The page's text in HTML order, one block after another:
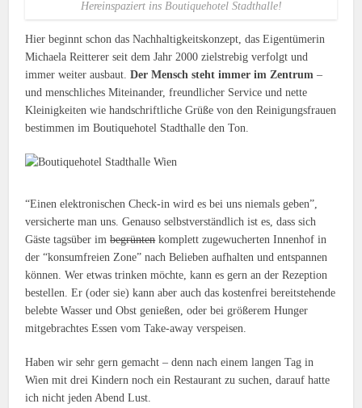
Hereinspaziert ins Boutiquehotel Stadthalle!
Hier beginnt schon das Nachhaltigkeitskonzept, das Eigentümerin
Michaela Reitterer seit dem Jahr 2000 zielstrebig verfolgt und
immer weiter ausbaut.Der Mensch steht immer im Zentrum –
und menschliches Miteinander, freundlicher Service und nette
Kleinigkeiten wie handschriftliche Grüße von den Reinigungsfrauen
bestimmen im Boutiquehotel Stadthalle den Ton.
“Einen elektronischen Check-in wird es bei uns niemals geben”,
versicherte man uns. Genauso selbstverständlich ist es, dass sich
Gäste tagsüber imbegrüntenkomplett zugewucherten Innenhof in
der “konsumfreien Zone” nach Belieben aufhalten und entspannen
können. Wer etwas trinken möchte, kann es gern an der Rezeption
bestellen. Er (oder sie) kann aber auch das kostenfrei bereitstehende
belebte Wasser und Obst genießen, oder bei größerem Hunger
mitgebrachtes Essen vom Take-away verspeisen.
Haben wir sehr gern gemacht – denn nach einem langen Tag in
Wien mit drei Kindern noch ein Restaurant zu suchen, darauf hatte
ich nicht jeden Abend Lust.